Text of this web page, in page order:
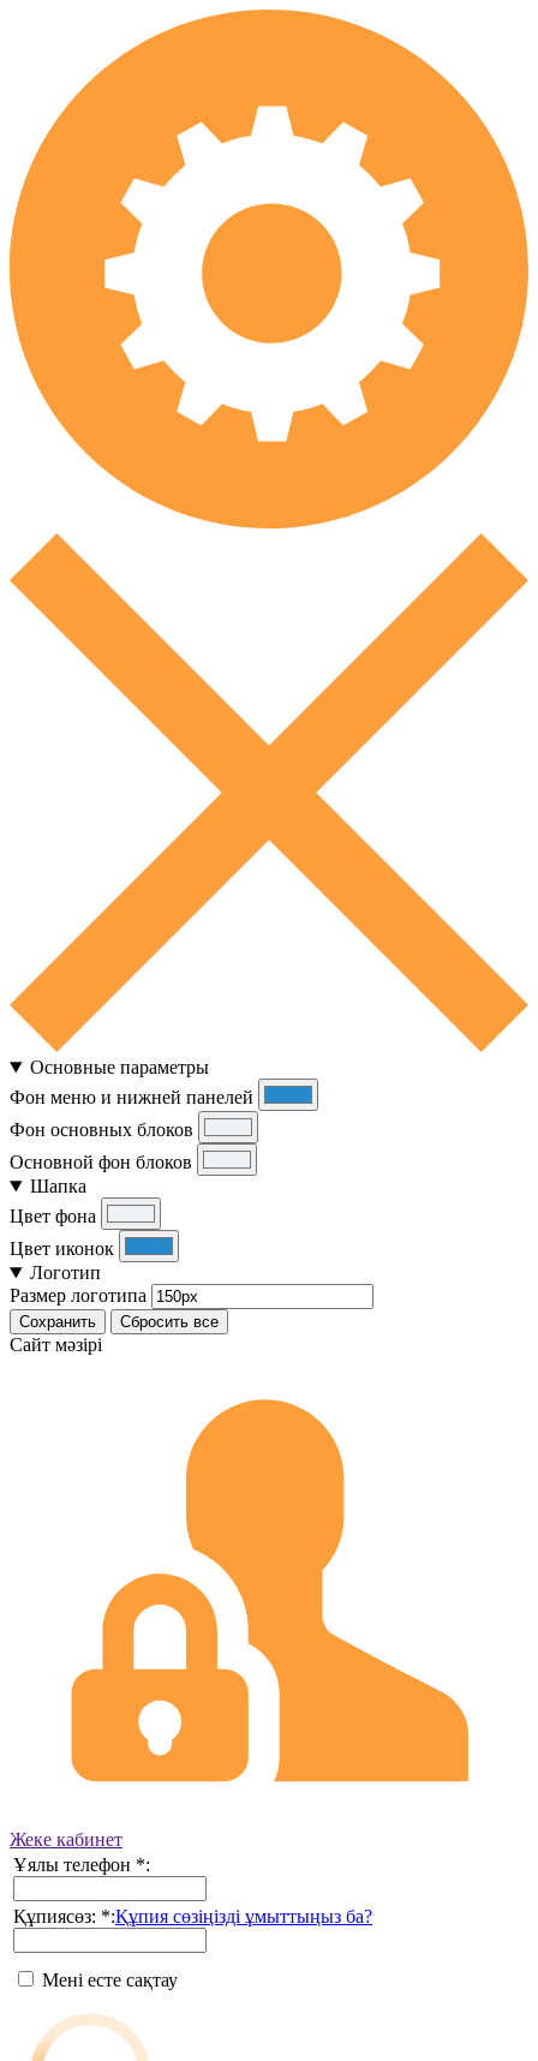
Основные параметры
Фон меню и нижней панелей
Фон основных блоков
Основной фон блоков
Шапка
Цвет фона
Цвет иконок
Логотип
Размер логотипа
Сохранить Сбросить все
Cайт мәзірі
Жеке кабинет
Ұялы телефон *:
Құпиясөз: *:Құпия сөзіңізді ұмыттыңыз ба?
Мені есте сақтау